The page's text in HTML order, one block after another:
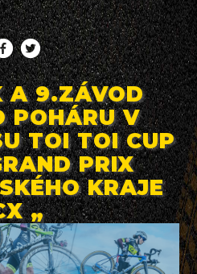
A 9.ZÁVOD
POHÁRU V
TOI TOI CUP
PRIX
KRAJE
„